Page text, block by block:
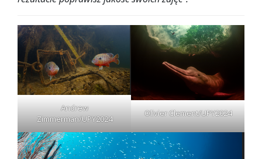
Andrew
Zimmerman/UPY2024
Olivier Clement/UPY2024